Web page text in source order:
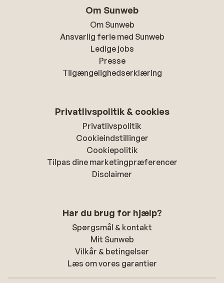
Om Sunweb
Om Sunweb
Ansvarlig ferie med Sunweb
Ledige jobs
Presse
Tilgængelighedserklæring
Privatlivspolitik & cookies
Privatlivspolitik
Cookieindstillinger
Cookiepolitik
Tilpas dine marketingpræferencer
Disclaimer
Har du brug for hjælp?
Spørgsmål & kontakt
Mit Sunweb
Vilkår & betingelser
Læs om vores garantier